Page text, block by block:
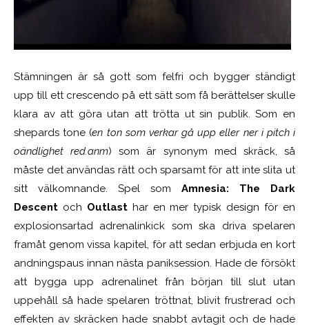
Stämningen är så gott som felfri och bygger ständigt
upp till ett crescendo på ett sätt som få berättelser skulle
klara av att göra utan att trötta ut sin publik. Som en
shepards tone (en ton som verkar gå upp eller ner i pitch i
oändlighet red.anm) som är synonym med skräck, så
måste det användas rätt och sparsamt för att inte slita ut
sitt välkomnande. Spel som Amnesia: The Dark
Descent och Outlasthar en mer typisk design för en
explosionsartad adrenalinkick som ska driva spelaren
framåt genom vissa kapitel, för att sedan erbjuda en kort
andningspaus innan nästa paniksession. Hade de försökt
att bygga upp adrenalinet från början till slut utan
uppehåll så hade spelaren tröttnat, blivit frustrerad och
effekten av skräcken hade snabbt avtagit och de hade